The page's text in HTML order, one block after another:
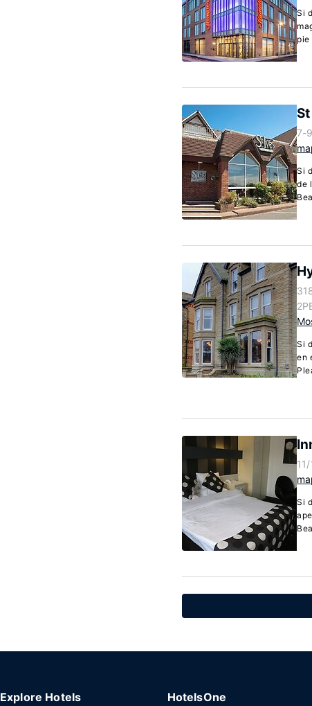
Si
pie
7-
Si
de
Si
en
Si
Explore Hotels HotelsOne